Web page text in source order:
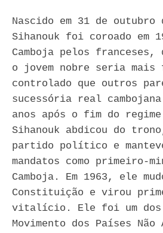
Nascido em 31 de outubro
Sihanouk foi coroado em
Camboja pelos franceses,
o jovem nobre seria mais
controlado que outros
sucessória real
anos após o fim do
Sihanouk abdicou do
partido político e
mandatos como primeiro-
Camboja. Em 1963, ele
Constituição e virou
vitalício. Ele foi um dos
Movimento dos Países Não